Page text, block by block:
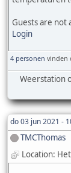
Guests are not
Login
4 personen vinden
Weerstation
do 03 jun 2021 -
TMCThomas
Location: